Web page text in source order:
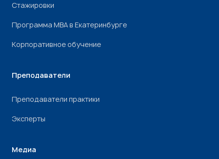
Стажировки
Программа МВА в Екатеринбурге
Корпоративное обучение
Преподаватели
Преподаватели практики
Эксперты
Медиа